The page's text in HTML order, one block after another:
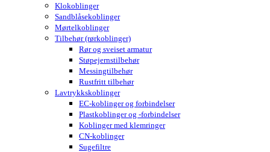
Klokoblinger
Sandblåsekoblinger
Mørtelkoblinger
Tilbehør (rørkoblinger)
Rør og sveiset armatur
Støpejernstilbehør
Messingtilbehør
Rustfritt tilbehør
Lavtrykkskoblinger
EC-koblinger og forbindelser
Plastkoblinger og -forbindelser
Koblinger med klemringer
CN-koblinger
Sugefiltre